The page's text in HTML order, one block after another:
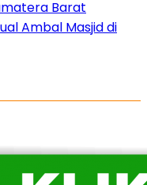
Barat
Ambal Masjid di